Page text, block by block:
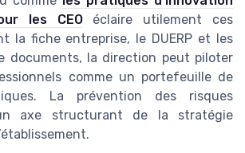
les CEOéclaire utilement ces
la fiche entreprise, le DUERP et les
documents, la direction peut piloter
comme un portefeuille de
La prévention des risques
axe structurant de la stratégie